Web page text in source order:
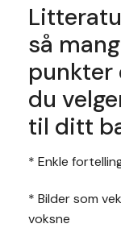
så
punkter
du
til ditt
* Enkle
* Bilder som
voksne